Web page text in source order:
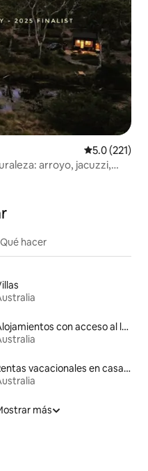
Calificación
5.0 (221)
arroyo, jacuzzi,
Qué hacer
Alojamientos con acceso al lago
Rentas vacacionales en casas en árbol
más